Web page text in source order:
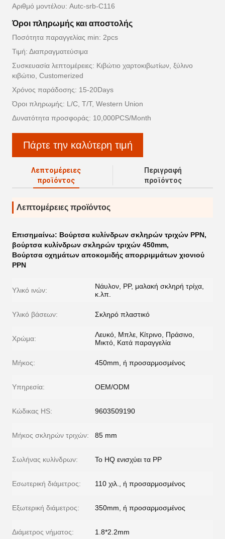
Αριθμό μοντέλου: Autc-srb-C116
Όροι πληρωμής και αποστολής
Ποσότητα παραγγελίας min: 2pcs
Τιμή: Διαπραγματεύσιμα
Συσκευασία λεπτομέρειες: Κιβώτιο χαρτοκιβωτίων, ξύλινο
κιβώτιο, Customerized
Χρόνος παράδοσης: 15-20Days
Όροι πληρωμής: L/C, T/T, Western Union
Δυνατότητα προσφοράς: 10,000PCS/Month
Πάρτε την καλύτερη τιμή
Λεπτομέρειες
προϊόντος
Περιγραφή
προϊόντος
Λεπτομέρειες προϊόντος
Επισημαίνω: Βούρτσα κυλίνδρων σκληρών τριχών PPN,
βούρτσα κυλίνδρων σκληρών τριχών 450mm,
Βούρτσα οχημάτων αποκομιδής απορριμμάτων χιονιού
PPN
Υλικό ινών:
Νάυλον, PP, μαλακή σκληρή τρίχα,
κ.λπ.
Υλικό βάσεων: Σκληρό πλαστικό
Χρώμα:
Λευκό, Μπλε, Κίτρινο, Πράσινο,
Μικτό, Κατά παραγγελία
Μήκος: 450mm, ή προσαρμοσμένος
Υπηρεσία: OEM/ODM
Κώδικας HS: 9603509190
Μήκος σκληρών τριχών: 85 mm
Σωλήνας κυλίνδρων: Το HQ ενισχύει τα PP
Εσωτερική διάμετρος: 110 χιλ., ή προσαρμοσμένος
Εξωτερική διάμετρος: 350mm, ή προσαρμοσμένος
Διάμετρος νήματος: 1.8*2.2mm